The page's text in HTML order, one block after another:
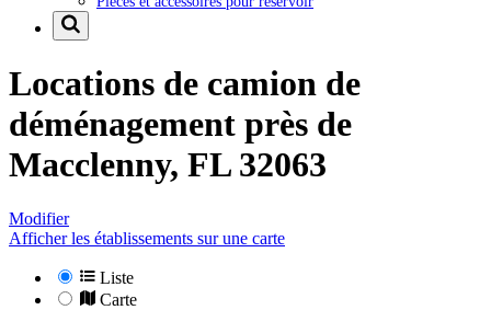
Locations de camion de
déménagement près de
Macclenny, FL 32063
Modifier
Afficher les établissements sur une carte
Liste
Carte